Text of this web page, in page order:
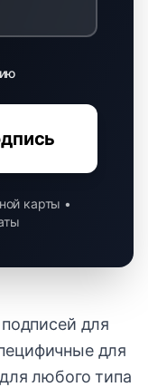
карты •
для
для
любого типа